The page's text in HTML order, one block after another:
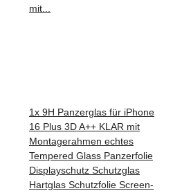
1x 9H Panzerglas für iPhone
16 Plus 3D A++ KLAR mit
Montagerahmen echtes
Tempered Glass Panzerfolie
Displayschutz Schutzglas
Hartglas Schutzfolie Screen-